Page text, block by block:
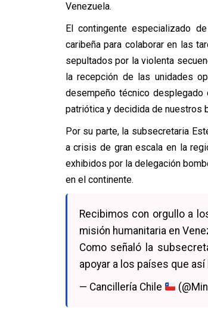
Venezuela.
El contingente especializado
caribeña para colaborar en las
sepultados por la violenta
la recepción de las unidades
desempeño técnico desplegado
patriótica y decidida de nuestros
Por su parte, la subsecretaria
a crisis de gran escala en la
exhibidos por la delegación
en el continente.
Recibimos con orgullo a
misión humanitaria en
Como señaló la
apoyar a los países que así
— Cancillería Chile